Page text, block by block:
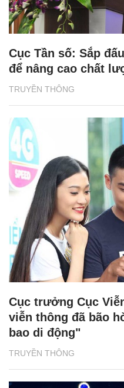
TRUYỀN THÔNG
Cục Tần số: Sắp
để nâng cao chất
TRUYỀN THÔNG
Cục trưởng Cục
viễn thông đã bão
bao di động"